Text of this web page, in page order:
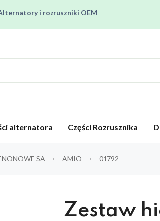
i rozruszniki OEM
poniedziałku do piątku od 8:00 do 16:00
alternatora Części Rozrusznika
SA AMIO 01792
Zestaw